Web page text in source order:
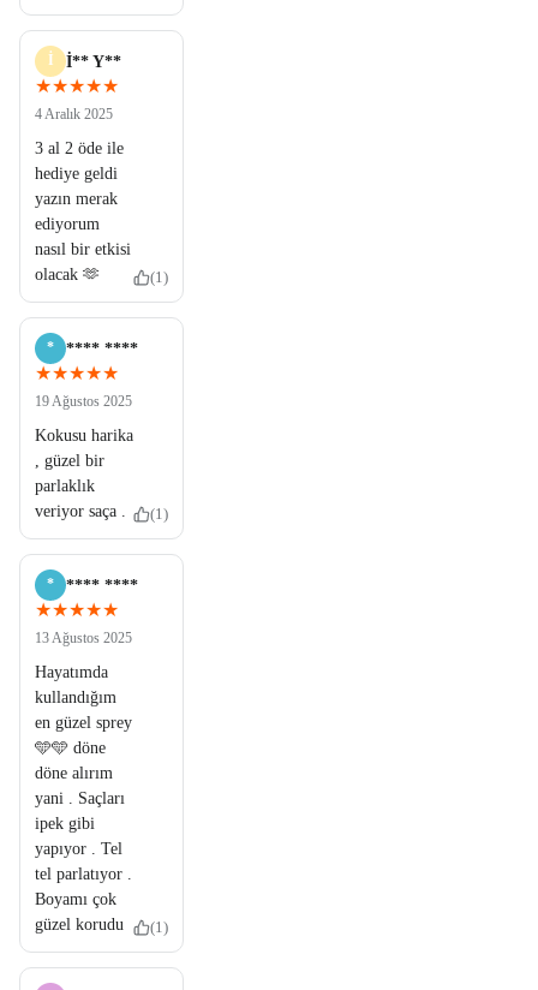
İ İ** Y**
★★★★★
4 Aralık 2025
3 al 2 öde ile
hediye geldi
yazın merak
ediyorum
nasıl bir etkisi
olacak 🫶
(1)
* **** ****
★★★★★
19 Ağustos 2025
Kokusu harika
, güzel bir
parlaklık
veriyor saça .
(1)
* **** ****
★★★★★
13 Ağustos 2025
Hayatımda
kullandığım
en güzel sprey
🩵🩵 döne
döne alırım
yani . Saçları
ipek gibi
yapıyor . Tel
tel parlatıyor .
Boyamı çok
güzel korudu
(1)